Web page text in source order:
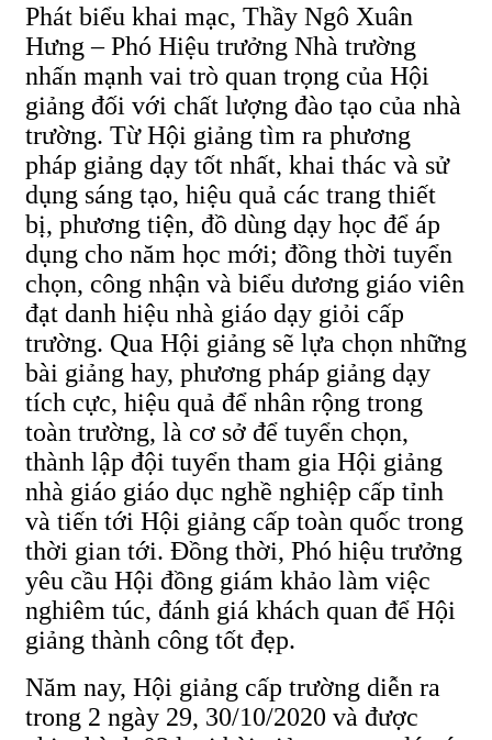
Phát biểu khai mạc, Thầy Ngô Xuân
Hưng – Phó Hiệu trưởng Nhà trường
nhấn mạnh vai trò quan trọng của Hội
giảng đối với chất lượng đào tạo của nhà
trường. Từ Hội giảng tìm ra phương
pháp giảng dạy tốt nhất, khai thác và sử
dụng sáng tạo, hiệu quả các trang thiết
bị, phương tiện, đồ dùng dạy học để áp
dụng cho năm học mới; đồng thời tuyển
chọn, công nhận và biểu dương giáo viên
đạt danh hiệu nhà giáo dạy giỏi cấp
trường. Qua Hội giảng sẽ lựa chọn những
bài giảng hay, phương pháp giảng dạy
tích cực, hiệu quả để nhân rộng trong
toàn trường, là cơ sở để tuyển chọn,
thành lập đội tuyển tham gia Hội giảng
nhà giáo giáo dục nghề nghiệp cấp tỉnh
và tiến tới Hội giảng cấp toàn quốc trong
thời gian tới. Đồng thời, Phó hiệu trưởng
yêu cầu Hội đồng giám khảo làm việc
nghiêm túc, đánh giá khách quan để Hội
giảng thành công tốt đẹp.
Năm nay, Hội giảng cấp trường diễn ra
trong 2 ngày 29, 30/10/2020 và được